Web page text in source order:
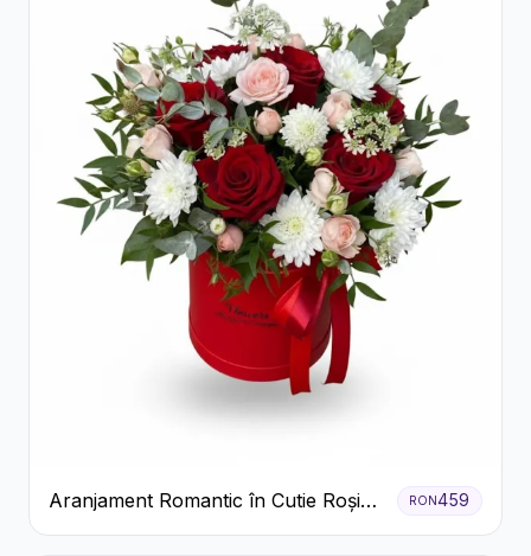
Aranjament Romantic în Cutie Roșie
cu Trandafiri și Crizanteme
RON459